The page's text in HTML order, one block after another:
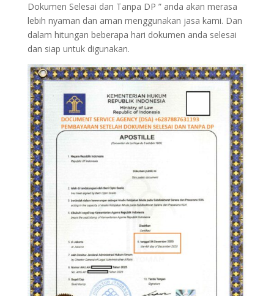
Dokumen Selesai dan Tanpa DP ” anda akan merasa
lebih nyaman dan aman menggunakan jasa kami. Dan
dalam hitungan beberapa hari dokumen anda selesai
dan siap untuk digunakan.